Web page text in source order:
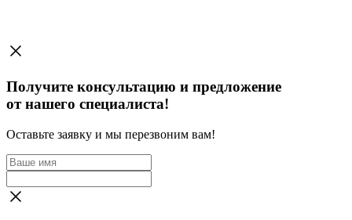
Получите консультацию и предложение
от нашего специалиста!
Оставьте заявку и мы перезвоним вам!